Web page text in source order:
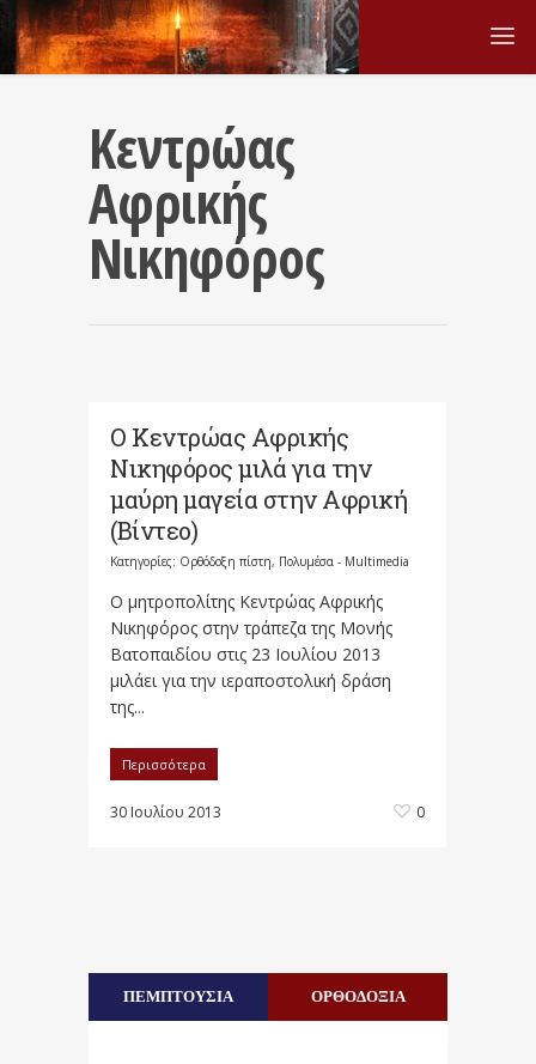
Κεντρώας
Αφρικής
Νικηφόρος
Ο Κεντρώας Αφρικής
Νικηφόρος μιλά για την
μαύρη μαγεία στην Αφρική
(Βίντεο)
Κατηγορίες: Ορθόδοξη πίστη, Πολυμέσα - Multimedia
Ο μητροπολίτης Κεντρώας Αφρικής
Νικηφόρος στην τράπεζα της Μονής
Βατοπαιδίου στις 23 Ιουλίου 2013
μιλάει για την ιεραποστολική δράση
της...
Περισσότερα
30 Ιουλίου 2013 0
ΠΕΜΠΤΟΥΣΙΑ ΟΡΘΟΔΟΞΙΑ